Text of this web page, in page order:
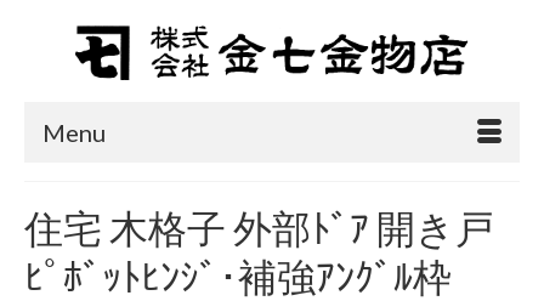
Menu
住宅 木格子 外部ﾄﾞｱ 開き戸
ﾋﾟﾎﾞｯﾄﾋﾝｼﾞ･補強ｱﾝｸﾞﾙ枠